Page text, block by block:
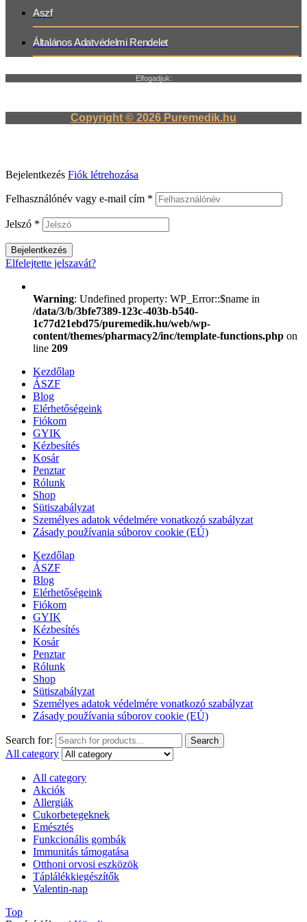
Aszf
Általános Adatvédelmi Rendelet
Elfogadjuk:
Copyright © 2026 Puremedik.hu
Bejelentkezés Fiók létrehozása
Felhasználónév vagy e-mail cím *
Jelszó *
Bejelentkezés
Elfelejtette jelszavát?
Warning: Undefined property: WP_Error::$name in
/data/3/b/3bfe7389-123c-403b-b540-
1c77d21ebd75/puremedik.hu/web/wp-
content/themes/pharmacy2/inc/template-functions.php on
line 209
Kezdőlap
ÁSZF
Blog
Elérhetőségeink
Fiókom
GYIK
Kézbesítés
Kosár
Penztar
Rólunk
Shop
Sütiszabályzat
Személyes adatok védelmére vonatkozó szabályzat
Zásady používania súborov cookie (EÚ)
Kezdőlap
ÁSZF
Blog
Elérhetőségeink
Fiókom
GYIK
Kézbesítés
Kosár
Penztar
Rólunk
Shop
Sütiszabályzat
Személyes adatok védelmére vonatkozó szabályzat
Zásady používania súborov cookie (EÚ)
Search for: Search
All category
All category
Akciók
Allergiák
Cukorbetegeknek
Emésztés
Funkcionális gombák
Immunitás támogatása
Otthoni orvosi eszközök
Táplálékkiegészítők
Valentin-nap
Top